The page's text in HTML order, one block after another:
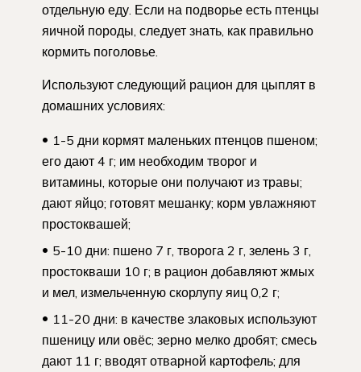
отдельную еду. Если на подворье есть птенцы
яичной породы, следует знать, как правильно
кормить поголовье.
Используют следующий рацион для цыплят в
домашних условиях:
1-5 дни кормят маленьких птенцов пшеном;
его дают 4 г; им необходим творог и
витамины, которые они получают из травы;
дают яйцо; готовят мешанку; корм увлажняют
простоквашей;
5-10 дни: пшено 7 г, творога 2 г, зелень 3 г,
простокваши 10 г; в рацион добавляют жмых
и мел, измельченную скорлупу яиц 0,2 г;
11-20 дни: в качестве злаковых используют
пшеницу или овёс; зерно мелко дробят; смесь
дают 11 г; вводят отварной картофель; для